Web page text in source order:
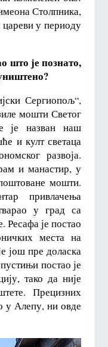
Столпника,
цареви у периоду
што је познато,
Сергиопољ“,
мошти Светог
је назван наш
и култ светаца
развоја.
и манастир, у
мошти.
привлачења
у град са
Ресафа је постао
места на
још пре доласка
постао је
тако да није
Прецизних
у Алепу, ни овде